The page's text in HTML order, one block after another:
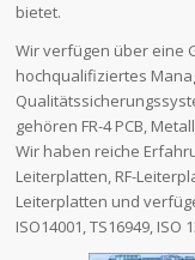
bietet.
Wir verfügen über eine
hochqualifiziertes
gehören FR-4 PCB,
Wir haben reiche
Leiterplatten, RF-
Leiterplatten und
ISO14001, TS16949, ISO